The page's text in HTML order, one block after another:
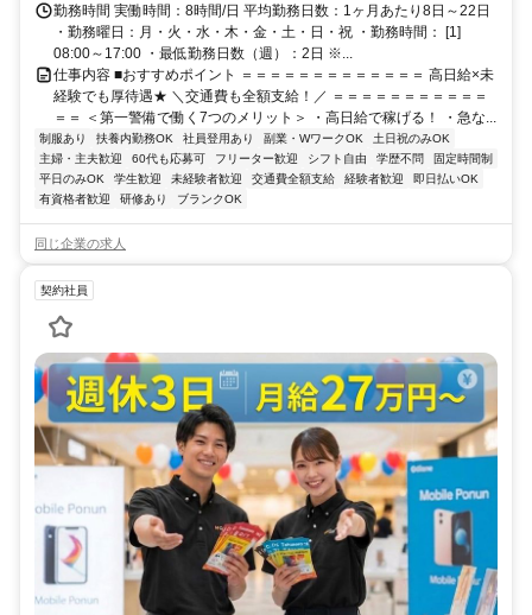
勤務時間 実働時間：8時間/日 平均勤務日数：1ヶ月あたり8日～22日
・勤務曜日：月・火・水・木・金・土・日・祝 ・勤務時間： [1]
08:00～17:00 ・最低勤務日数（週）：2日 ※...
仕事内容 ■おすすめポイント ＝＝＝＝＝＝＝＝＝＝＝＝＝ 高日給×未
経験でも厚待遇★ ＼交通費も全額支給！／ ＝＝＝＝＝＝＝＝＝＝＝
＝＝ ＜第一警備で働く7つのメリット＞ ・高日給で稼げる！ ・急な...
制服あり 扶養内勤務OK 社員登用あり 副業・WワークOK
土日祝のみOK
主婦・主夫歓迎
60代も応募可 フリーター歓迎 シフト自由 学歴不問
固定時間制
平日のみOK
学生歓迎 未経験者歓迎 交通費全額支給 経験者歓迎
即日払いOK
有資格者歓迎
研修あり ブランクOK
同じ企業の求人
契約社員